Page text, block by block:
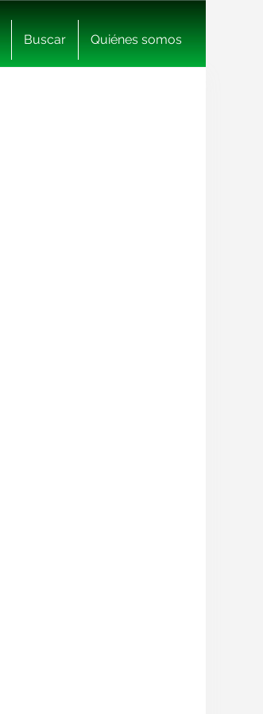
Buscar Quiénes somos